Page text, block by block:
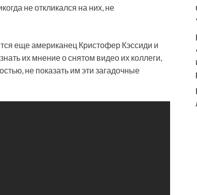
не откликался на них, не
еще американец Кристофер Кэссиди и
их мнение о снятом видео их коллеги,
не показать им эти загадочные